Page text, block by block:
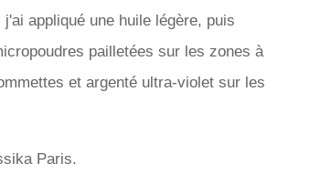
appliqué une huile légère, puis
pailletées sur les zones à
et argenté ultra-violet sur les
Paris.